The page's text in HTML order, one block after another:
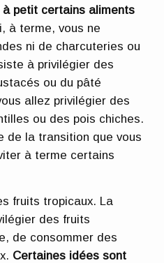
petit certains aliments
à terme, vous ne
ni de charcuteries ou
à privilégier des
ou du pâté
allez privilégier des
ou des pois chiches.
de la transition que vous
à terme certains
fruits tropicaux. La
des fruits
de consommer des
Certaines idées sont